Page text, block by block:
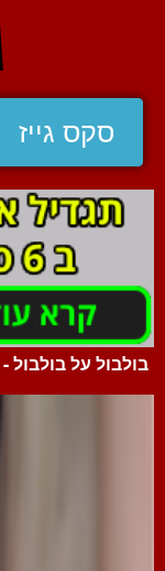
סקס גייז
בולבול על בולבול